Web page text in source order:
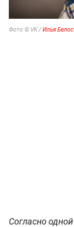
Фото © VK / Илья
Согласно